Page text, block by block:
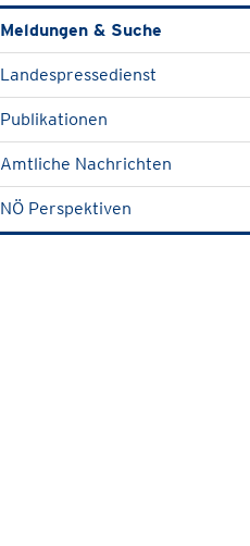
Meldungen & Suche
Landespressedienst
Publikationen
Amtliche Nachrichten
NÖ Perspektiven